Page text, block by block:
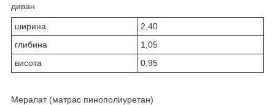
диван
ширина
2,40
глибина
1,05
висота
0,95
Мералат (матрас пинополиуретан)